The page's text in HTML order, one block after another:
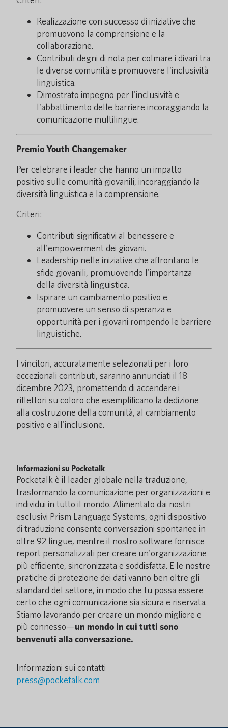
Realizzazione con successo di iniziative che
promuovono la comprensione e la
collaborazione.
Contributi degni di nota per colmare i divari tra
le diverse comunità e promuovere l'inclusività
linguistica.
Dimostrato impegno per l'inclusività e
l'abbattimento delle barriere incoraggiando la
comunicazione multilingue.
Premio Youth Changemaker
Per celebrare i leader che hanno un impatto
positivo sulle comunità giovanili, incoraggiando la
diversità linguistica e la comprensione.
Criteri:
Contributi significativi al benessere e
all'empowerment dei giovani.
Leadership nelle iniziative che affrontano le
sfide giovanili, promuovendo l'importanza
della diversità linguistica.
Ispirare un cambiamento positivo e
promuovere un senso di speranza e
opportunità per i giovani rompendo le barriere
linguistiche.
I vincitori, accuratamente selezionati per i loro
eccezionali contributi, saranno annunciati il 18
dicembre 2023, promettendo di accendere i
riflettori su coloro che esemplificano la dedizione
alla costruzione della comunità, al cambiamento
positivo e all'inclusione.
Informazioni su Pocketalk
Pocketalk è il leader globale nella traduzione,
trasformando la comunicazione per organizzazioni e
individui in tutto il mondo. Alimentato dai nostri
esclusivi Prism Language Systems, ogni dispositivo
di traduzione consente conversazioni spontanee in
oltre 92 lingue, mentre il nostro software fornisce
report personalizzati per creare un'organizzazione
più efficiente, sincronizzata e soddisfatta. E le nostre
pratiche di protezione dei dati vanno ben oltre gli
standard del settore, in modo che tu possa essere
certo che ogni comunicazione sia sicura e riservata.
Stiamo lavorando per creare un mondo migliore e
più connesso—un mondo in cui tutti sono
benvenuti alla conversazione.
Informazioni sui contatti
press@pocketalk.com